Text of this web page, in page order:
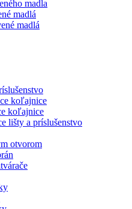
madla
madlá
madlá
koľajnice
koľajnice
lišty a príslušenstvo
otvorom